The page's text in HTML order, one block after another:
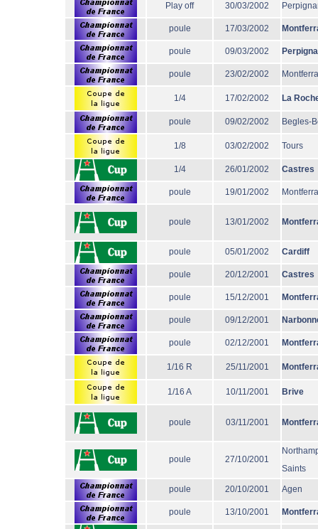
Play off 30/03/2002
poule 17/03/2002
poule 09/03/2002
poule 23/02/2002
1/4 17/02/2002 La
poule 09/02/2002 Begles-
1/8 03/02/2002 Tours
1/4 26/01/2002 Castres
poule 19/01/2002
poule 13/01/2002
poule 05/01/2002 Cardiff
poule 20/12/2001 Castres
poule 15/12/2001
poule 09/12/2001
poule 02/12/2001
1/16 R 25/11/2001
1/16 A 10/11/2001 Brive
poule 03/11/2001
poule 27/10/2001
Saints
poule 20/10/2001 Agen
poule 13/10/2001